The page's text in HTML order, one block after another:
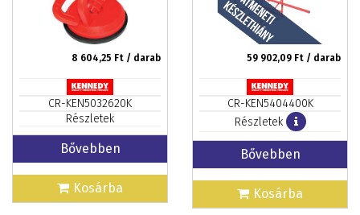
8 604,25 Ft / darab
CR-KEN5032620K
Részletek
Bővebben
Kosárba
59 902,09 Ft / darab
CR-KEN5404400K
Részletek
Bővebben
Kosárba